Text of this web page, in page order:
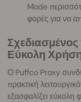
Mode
φορές για να
Εύκολη
Ο Puffco Proxy
πρακτική
εξασφαλίζει εύκολη